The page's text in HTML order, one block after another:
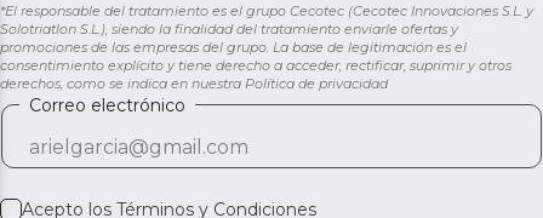
*El responsable del tratamiento es el grupo Cecotec (Cecotec Innovaciones S.L. y
Solotriatlon S.L.), siendo la finalidad del tratamiento enviarle ofertas y
promociones de las empresas del grupo. La base de legitimación es el
consentimiento explícito y tiene derecho a acceder, rectificar, suprimir y otros
derechos, como se indica en nuestra Política de privacidad
Correo electrónico
Acepto los Términos y Condiciones